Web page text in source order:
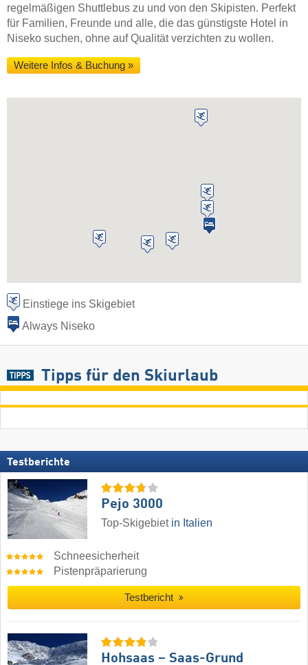
regelmäßigen Shuttlebus zu und von den Skipisten. Perfekt
für Familien, Freunde und alle, die das günstigste Hotel in
Niseko suchen, ohne auf Qualität verzichten zu wollen.
Weitere Infos & Buchung »
Einstiege ins Skigebiet
Always Niseko
Tipps für den Skiurlaub
Testberichte
Pejo 3000
Top-Skigebiet in Italien
Schneesicherheit
Pistenpräparierung
Testbericht
Hohsaas – Saas-Grund